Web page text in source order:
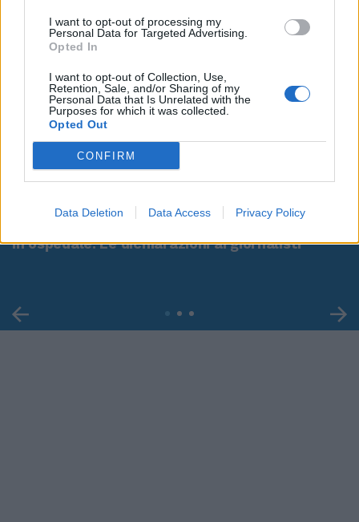
I want to opt-out of processing my
Personal Data for Targeted Advertising.
Opted In
I want to opt-out of Collection, Use,
Retention, Sale, and/or Sharing of my
Personal Data that Is Unrelated with the
Purposes for which it was collected.
Opted Out
CONFIRM
Data Deletion Data Access Privacy Policy
00:00 01:16
in ospedale. Le dichiarazioni ai giornalisti